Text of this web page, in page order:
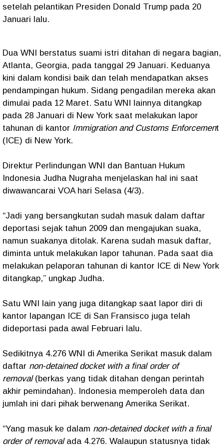
setelah pelantikan Presiden Donald Trump pada 20
Januari lalu.
Dua WNI berstatus suami istri ditahan di negara bagian,
Atlanta, Georgia, pada tanggal 29 Januari. Keduanya
kini dalam kondisi baik dan telah mendapatkan akses
pendampingan hukum. Sidang pengadilan mereka akan
dimulai pada 12 Maret. Satu WNI lainnya ditangkap
pada 28 Januari di New York saat melakukan lapor
tahunan di kantor Immigration and Customs Enforcement
(ICE) di New York.
Direktur Perlindungan WNI dan Bantuan Hukum
Indonesia Judha Nugraha menjelaskan hal ini saat
diwawancarai VOA hari Selasa (4/3).
“Jadi yang bersangkutan sudah masuk dalam daftar
deportasi sejak tahun 2009 dan mengajukan suaka,
namun suakanya ditolak. Karena sudah masuk daftar,
diminta untuk melakukan lapor tahunan. Pada saat dia
melakukan pelaporan tahunan di kantor ICE di New York
ditangkap,” ungkap Judha.
Satu WNI lain yang juga ditangkap saat lapor diri di
kantor lapangan ICE di San Fransisco juga telah
dideportasi pada awal Februari lalu.
Sedikitnya 4.276 WNI di Amerika Serikat masuk dalam
daftar non-detained docket with a final order of
removal(berkas yang tidak ditahan dengan perintah
akhir pemindahan). Indonesia memperoleh data dan
jumlah ini dari pihak berwenang Amerika Serikat.
“Yang masuk ke dalam non-detained docket with a final
order of removal ada 4.276. Walaupun statusnya tidak